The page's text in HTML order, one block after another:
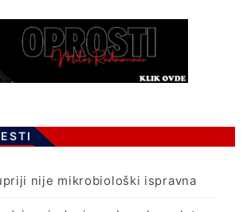
nije mikrobiološki ispravna